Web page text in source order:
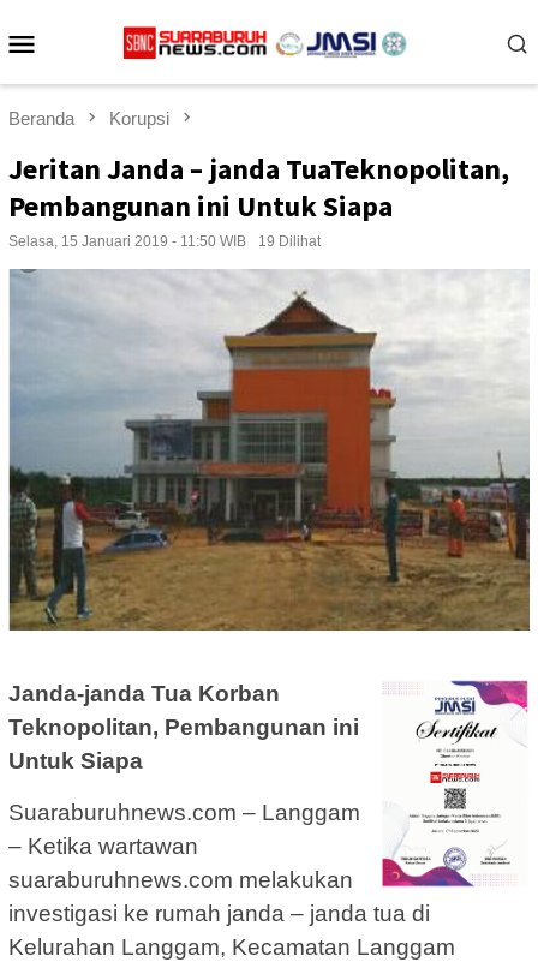
ke
Beranda Korupsi
Jeritan Janda – janda TuaTeknopolitan,
Pembangunan ini Untuk Siapa
Selasa, 15 Januari 2019 - 11:50 WIB 19 Dilihat
Janda-janda Tua Korban
Teknopolitan, Pembangunan ini
Untuk Siapa
Suaraburuhnews.com – Langgam
– Ketika wartawan
suaraburuhnews.com melakukan
investigasi ke rumah janda – janda tua di
Kelurahan Langgam, Kecamatan Langgam